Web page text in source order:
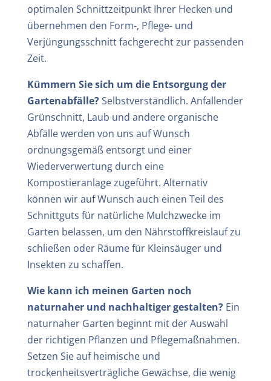
optimalen Schnittzeitpunkt Ihrer Hecken und
übernehmen den Form-, Pflege- und
Verjüngungsschnitt fachgerecht zur passenden
Zeit.
Kümmern Sie sich um die Entsorgung der
Gartenabfälle?Selbstverständlich. Anfallender
Grünschnitt, Laub und andere organische
Abfälle werden von uns auf Wunsch
ordnungsgemäß entsorgt und einer
Wiederverwertung durch eine
Kompostieranlage zugeführt. Alternativ
können wir auf Wunsch auch einen Teil des
Schnittguts für natürliche Mulchzwecke im
Garten belassen, um den Nährstoffkreislauf zu
schließen oder Räume für Kleinsäuger und
Insekten zu schaffen.
Wie kann ich meinen Garten noch
naturnaher und nachhaltiger gestalten?Ein
naturnaher Garten beginnt mit der Auswahl
der richtigen Pflanzen und Pflegemaßnahmen.
Setzen Sie auf heimische und
trockenheitsverträgliche Gewächse, die wenig